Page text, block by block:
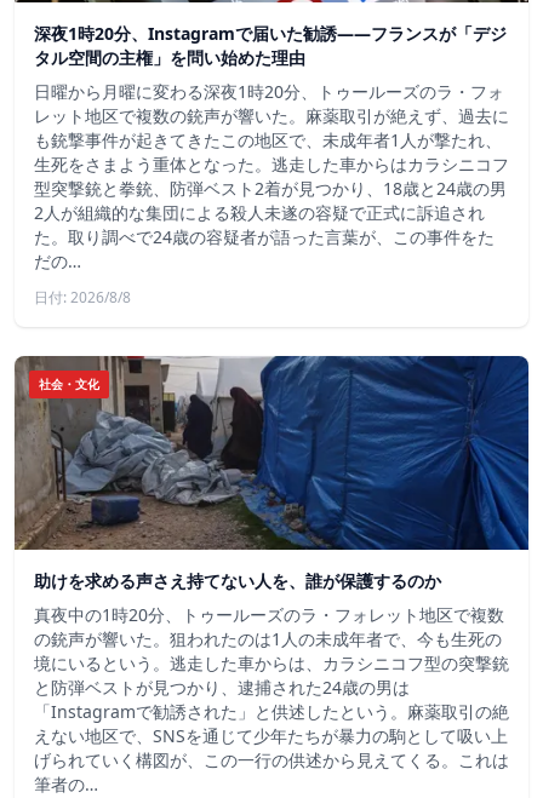
深夜1時20分、Instagramで届いた勧誘――フランスが「デジ
タル空間の主権」を問い始めた理由
日曜から月曜に変わる深夜1時20分、トゥールーズのラ・フォ
レット地区で複数の銃声が響いた。麻薬取引が絶えず、過去に
も銃撃事件が起きてきたこの地区で、未成年者1人が撃たれ、
生死をさまよう重体となった。逃走した車からはカラシニコフ
型突撃銃と拳銃、防弾ベスト2着が見つかり、18歳と24歳の男
2人が組織的な集団による殺人未遂の容疑で正式に訴追され
た。取り調べで24歳の容疑者が語った言葉が、この事件をた
だの…
日付: 2026/8/8
社会・文化
助けを求める声さえ持てない人を、誰が保護するのか
真夜中の1時20分、トゥールーズのラ・フォレット地区で複数
の銃声が響いた。狙われたのは1人の未成年者で、今も生死の
境にいるという。逃走した車からは、カラシニコフ型の突撃銃
と防弾ベストが見つかり、逮捕された24歳の男は
「Instagramで勧誘された」と供述したという。麻薬取引の絶
えない地区で、SNSを通じて少年たちが暴力の駒として吸い上
げられていく構図が、この一行の供述から見えてくる。これは
筆者の…